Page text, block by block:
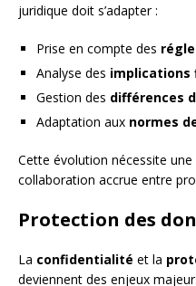
juridique doit s’adapter :
Prise en compte des
Analyse des implications
Gestion des différences
Adaptation aux normes
Cette évolution nécessite
collaboration accrue entre
Protection des
La confidentialité et la
deviennent des enjeux